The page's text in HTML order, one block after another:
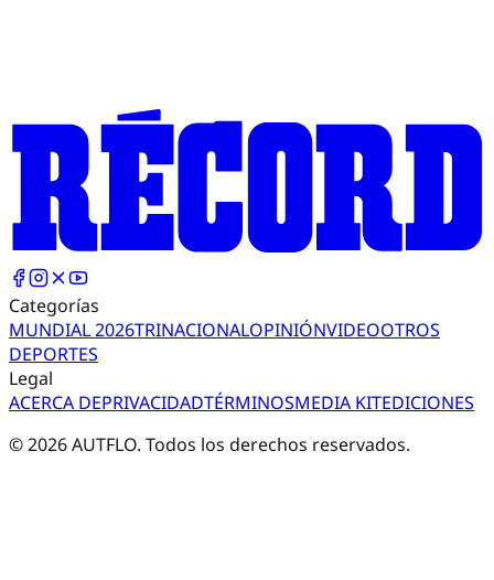
Categorías
MUNDIAL 2026TRINACIONALOPINIÓNVIDEOOTROS
DEPORTES
Legal
ACERCA DEPRIVACIDADTÉRMINOSMEDIA KITEDICIONES
©2026AUTFLO. Todos los derechos reservados.